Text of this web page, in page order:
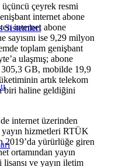
Sistemleri
üçüncü çeyrek resmi
internet abone
internet abone
sayısını ise 9,29 milyon
toplam genişbant
ulaşmış; abone
305,3 GB, mobilde 19,9
artık telekom
biri haline geldiğini
internet üzerinden
yayın hizmetleri RTÜK
2019’da yürürlüğe giren
ortamından yayın
lisansı ve yayın iletim